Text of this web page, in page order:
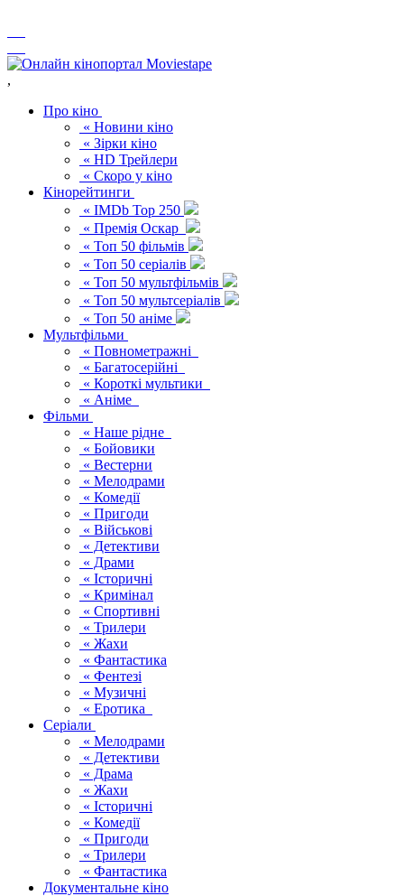
,
Про кіно
« Новини кіно
« Зірки кіно
« HD Трейлери
« Скоро у кіно
Кінорейтинги
« IMDb Top 250
« Премія Оскар
« Топ 50 фільмів
« Топ 50 серіалів
« Топ 50 мультфільмів
« Топ 50 мультсеріалів
« Топ 50 аніме
Мультфільми
« Повнометражні
« Багатосерійні
« Короткі мультики
« Аніме
Фільми
« Наше рідне
« Бойовики
« Вестерни
« Мелодрами
« Комедії
« Пригоди
« Військові
« Детективи
« Драми
« Історичні
« Кримінал
« Спортивні
« Трилери
« Жахи
« Фантастика
« Фентезі
« Музичні
« Еротика
Серіали
« Мелодрами
« Детективи
« Драма
« Жахи
« Історичні
« Комедії
« Пригоди
« Трилери
« Фантастика
Документальне кіно